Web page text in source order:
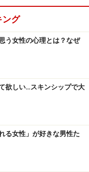
ング
う女性の心理とは？なぜ
欲しい…スキンシップで大
る女性」が好きな男性た